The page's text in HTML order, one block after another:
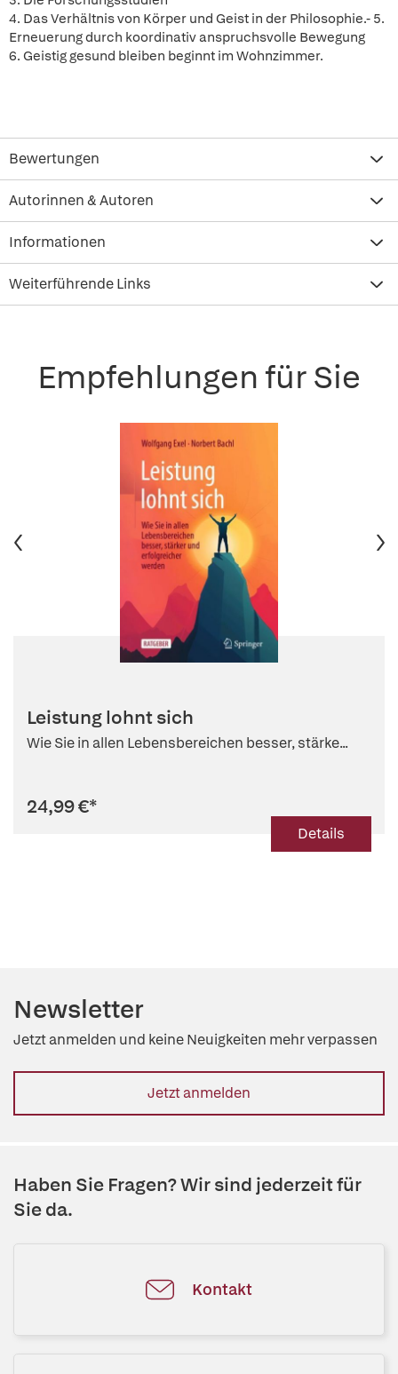
4. Das Verhältnis von Körper und Geist in der Philosophie.- 5.
Erneuerung durch koordinativ anspruchsvolle Bewegung
6. Geistig gesund bleiben beginnt im Wohnzimmer.
Bewertungen
Autorinnen & Autoren
Informationen
Weiterführende Links
Empfehlungen für Sie
Leistung lohnt sich
Wie Sie in allen Lebensbereichen besser, stärke...
24,99 €*
Details
Newsletter
Jetzt anmelden und keine Neuigkeiten mehr verpassen
Jetzt anmelden
Haben Sie Fragen? Wir sind jederzeit für
Sie da.
Kontakt